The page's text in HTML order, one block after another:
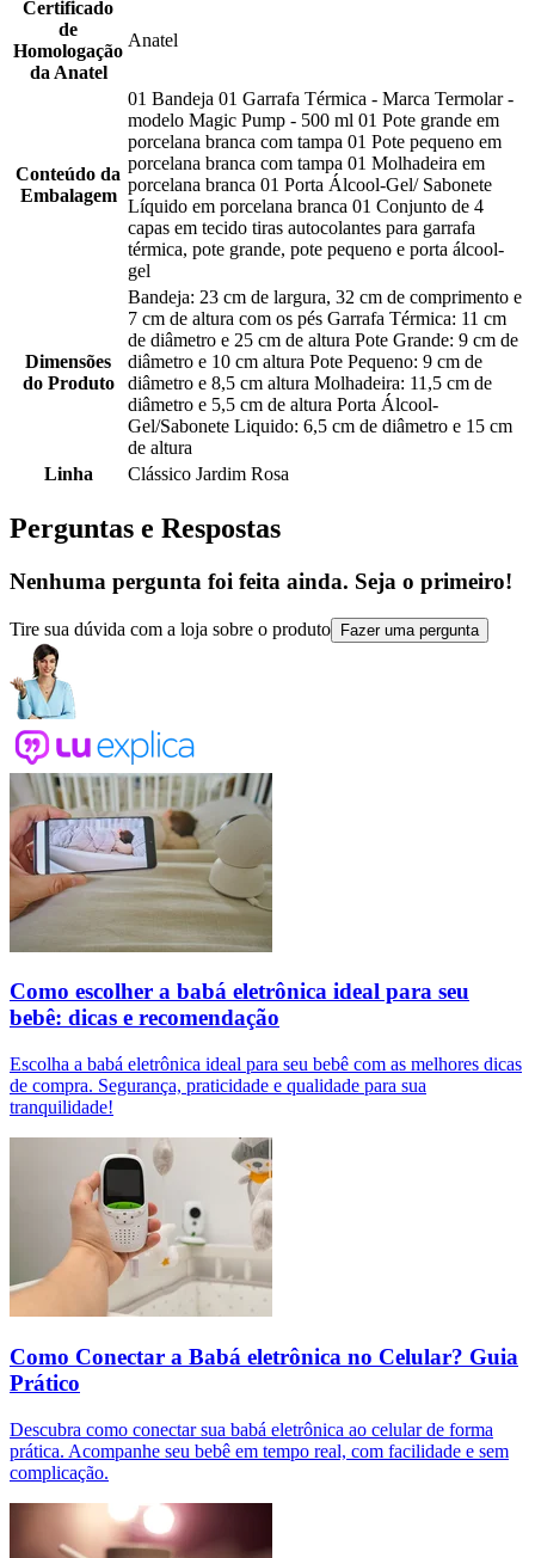
Certificado
de
Homologação
da Anatel
Anatel
Conteúdo da
Embalagem
01 Bandeja 01 Garrafa Térmica - Marca Termolar -
modelo Magic Pump - 500 ml 01 Pote grande em
porcelana branca com tampa 01 Pote pequeno em
porcelana branca com tampa 01 Molhadeira em
porcelana branca 01 Porta Álcool-Gel/ Sabonete
Líquido em porcelana branca 01 Conjunto de 4
capas em tecido tiras autocolantes para garrafa
térmica, pote grande, pote pequeno e porta álcool-
gel
Dimensões
do Produto
Bandeja: 23 cm de largura, 32 cm de comprimento e
7 cm de altura com os pés Garrafa Térmica: 11 cm
de diâmetro e 25 cm de altura Pote Grande: 9 cm de
diâmetro e 10 cm altura Pote Pequeno: 9 cm de
diâmetro e 8,5 cm altura Molhadeira: 11,5 cm de
diâmetro e 5,5 cm de altura Porta Álcool-
Gel/Sabonete Liquido: 6,5 cm de diâmetro e 15 cm
de altura
Linha
Clássico Jardim Rosa
Perguntas e Respostas
Nenhuma pergunta foi feita ainda. Seja o primeiro!
Tire sua dúvida com a loja sobre o produto Fazer uma pergunta
Como escolher a babá eletrônica ideal para seu
bebê: dicas e recomendação
Escolha a babá eletrônica ideal para seu bebê com as melhores dicas
de compra. Segurança, praticidade e qualidade para sua
tranquilidade!
Como Conectar a Babá eletrônica no Celular? Guia
Prático
Descubra como conectar sua babá eletrônica ao celular de forma
prática. Acompanhe seu bebê em tempo real, com facilidade e sem
complicação.